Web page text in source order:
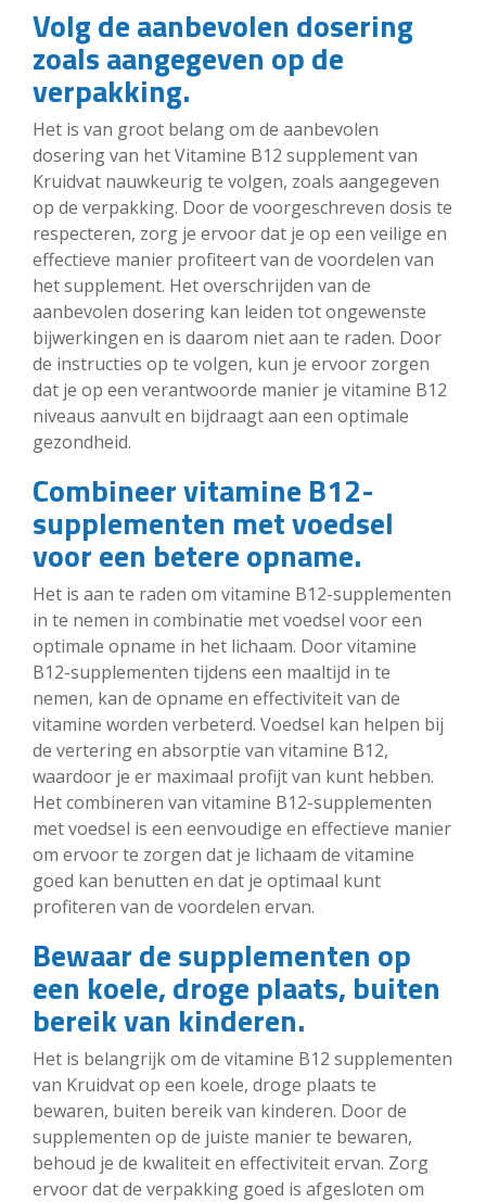
Volg de aanbevolen dosering
zoals aangegeven op de
verpakking.
Het is van groot belang om de aanbevolen
dosering van het Vitamine B12 supplement van
Kruidvat nauwkeurig te volgen, zoals aangegeven
op de verpakking. Door de voorgeschreven dosis te
respecteren, zorg je ervoor dat je op een veilige en
effectieve manier profiteert van de voordelen van
het supplement. Het overschrijden van de
aanbevolen dosering kan leiden tot ongewenste
bijwerkingen en is daarom niet aan te raden. Door
de instructies op te volgen, kun je ervoor zorgen
dat je op een verantwoorde manier je vitamine B12
niveaus aanvult en bijdraagt aan een optimale
gezondheid.
Combineer vitamine B12-
supplementen met voedsel
voor een betere opname.
Het is aan te raden om vitamine B12-supplementen
in te nemen in combinatie met voedsel voor een
optimale opname in het lichaam. Door vitamine
B12-supplementen tijdens een maaltijd in te
nemen, kan de opname en effectiviteit van de
vitamine worden verbeterd. Voedsel kan helpen bij
de vertering en absorptie van vitamine B12,
waardoor je er maximaal profijt van kunt hebben.
Het combineren van vitamine B12-supplementen
met voedsel is een eenvoudige en effectieve manier
om ervoor te zorgen dat je lichaam de vitamine
goed kan benutten en dat je optimaal kunt
profiteren van de voordelen ervan.
Bewaar de supplementen op
een koele, droge plaats, buiten
bereik van kinderen.
Het is belangrijk om de vitamine B12 supplementen
van Kruidvat op een koele, droge plaats te
bewaren, buiten bereik van kinderen. Door de
supplementen op de juiste manier te bewaren,
behoud je de kwaliteit en effectiviteit ervan. Zorg
ervoor dat de verpakking goed is afgesloten om